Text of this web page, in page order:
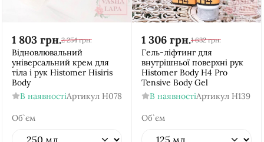
1 803 грн.2 254 грн.
Відновлювальний
універсальний крем для
тіла і рук Histomer Hisiris
Body
В наявностіАртикул H078
Об`єм
1 306 грн.1 632 грн.
Гель-ліфтинг для
внутрішньої поверхні рук
Histomer Body Н4 Pro
Tensive Body Gel
В наявностіАртикул H139
Об`єм